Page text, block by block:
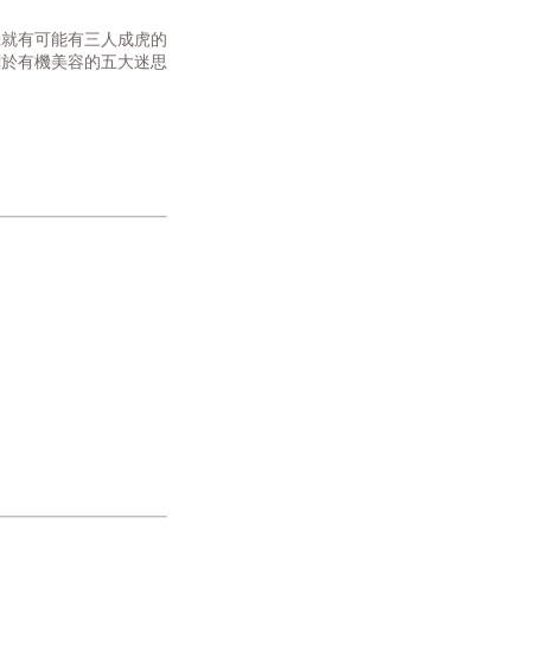
有可能有三人成虎的
有機美容的五大迷思